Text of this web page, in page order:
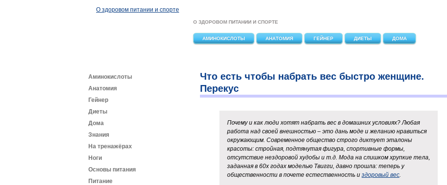
О здоровом питании и спорте
О ЗДОРОВОМ ПИТАНИИ И СПОРТЕ
АМИНОКИСЛОТЫ АНАТОМИЯ ГЕЙНЕР ДИЕТЫ ДОМА
Аминокислоты
Анатомия
Гейнер
Диеты
Дома
Знания
На тренажёрах
Ноги
Основы питания
Питание
Что есть чтобы набрать вес быстро женщине.
Перекус
Почему и как люди хотят набрать вес в домашних условиях? Любая
работа над своей внешностью – это дань моде и желанию нравиться
окружающим. Современное общество строго диктует эталоны
красоты: стройная, подтянутая фигура, спортивные формы,
отсутствие нездоровой худобы и т.д. Мода на слишком хрупкие тела,
заданная в 60х годах моделью Твигги, давно прошла: теперь у
общественности в почете естественность и здоровый вес.